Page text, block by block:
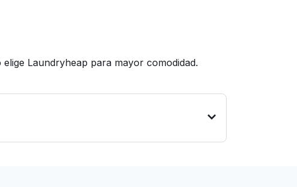
Laundryheap para mayor comodidad.